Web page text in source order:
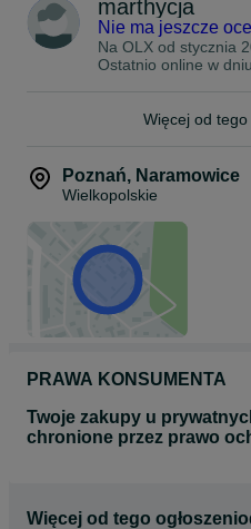
marthycja
Nie ma jeszcze
Na OLX od stycznia
Ostatnio online w
Więcej od tego
Poznań, Naramowice
Wielkopolskie
PRAWA KONSUMENTA
Twoje zakupy u
chronione przez prawo
Więcej od tego